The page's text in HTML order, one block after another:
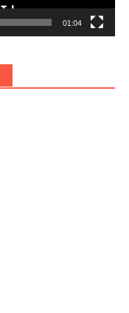
01:04